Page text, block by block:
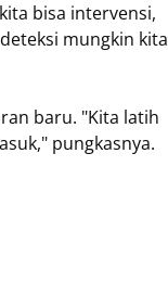
bisa intervensi,
mungkin kita
baru. "Kita latih
pungkasnya.